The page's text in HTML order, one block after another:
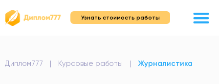
Узнать стоимость работы
Диплом777 | Курсовые работы | Журналистика